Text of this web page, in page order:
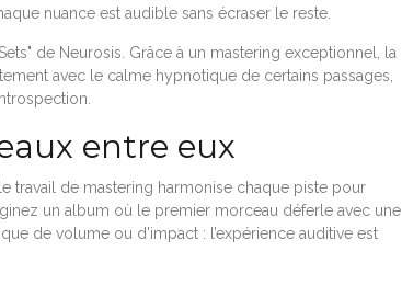
nuance est audible sans écraser le reste.
de Neurosis. Grâce à un mastering exceptionnel, la
avec le calme hypnotique de certains passages,
entre eux
travail de mastering harmonise chaque piste pour
un album où le premier morceau déferle avec une
de volume ou d’impact : l’expérience auditive est